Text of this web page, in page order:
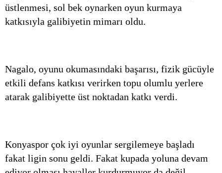
üstlenmesi, sol bek oynarken oyun kurmaya
katkısıyla galibiyetin mimarı oldu.
Nagalo, oyunu okumasındaki başarısı, fizik gücüyle
etkili defans katkısı verirken topu olumlu yerlere
atarak galibiyette üst noktadan katkı verdi.
Konyaspor çok iyi oyunlar sergilemeye başladı
fakat ligin sonu geldi. Fakat kupada yoluna devam